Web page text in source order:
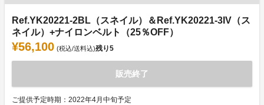
Ref.YK20221-2BL（スネイル）＆Ref.YK20221-3IV（ス
ネイル）+ナイロンベルト（25％OFF）
¥56,100 (税込/送料込)残り5
販売終了
ご提供予定時期：2022年4月中旬予定